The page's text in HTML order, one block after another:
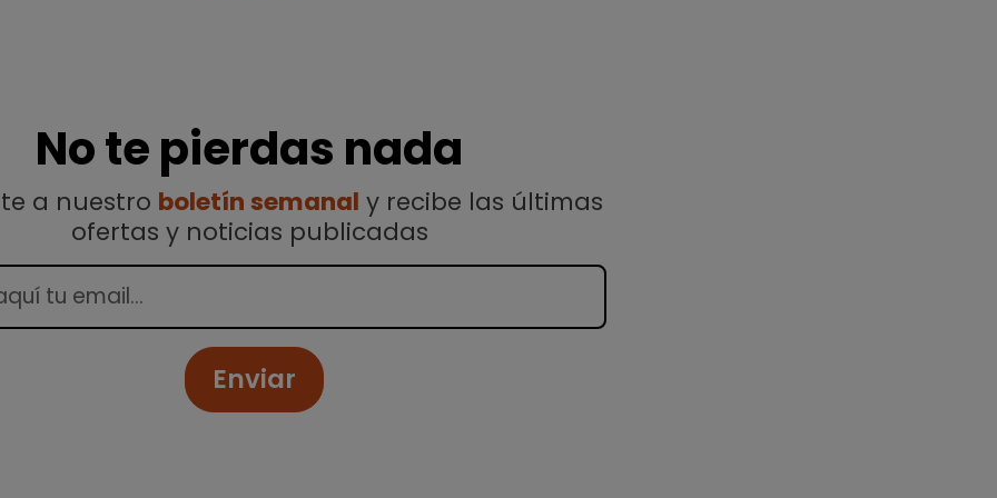
No te pierdas nada
a nuestro boletín semanal y recibe las últimas
ofertas y noticias publicadas
Enviar